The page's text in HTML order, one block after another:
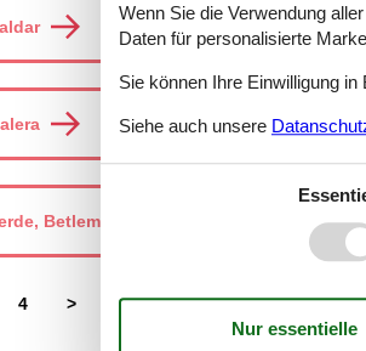
Betlem
4 > >>
Wenn Sie die Verwendung
Daten für personalisierte
Sie können Ihre Einwilligung
Siehe auch unsere